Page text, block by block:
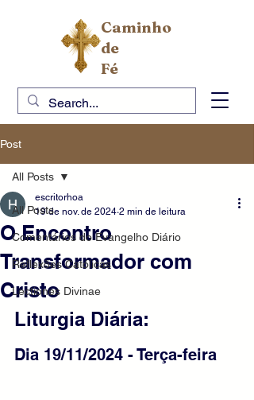
Caminho
de
Fé
Post
All Posts
Comentários do Evangelho Diário
Reflexões Católicas
Lectiones Divinae
All Posts
O Encontro
Transformador com
Cristo
escritorhoa
19 de nov. de 2024 2 min de leitura
Liturgia Diária:
Dia 19/11/2024 - Terça-feira